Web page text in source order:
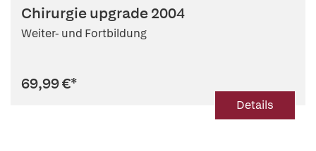
Chirurgie upgrade 2004
Weiter- und Fortbildung
69,99 €*
Details